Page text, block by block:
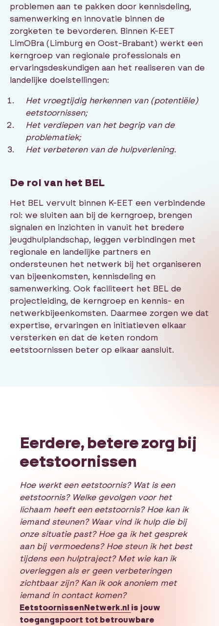
problemen aan te pakken door kennisdeling,
samenwerking en innovatie binnen de
zorgketen te bevorderen. Binnen K-EET
LimOBra (Limburg en Oost-Brabant) werkt een
kerngroep van regionale professionals en
ervaringsdeskundigen aan het realiseren van de
landelijke doelstellingen:
Het vroegtijdig herkennen van (potentiële)
eetstoornissen;
Het verdiepen van het begrip van de
problematiek;
Het verbeteren van de hulpverlening.
De rol van het BEL
Het BEL vervult binnen K-EET een verbindende
rol: we sluiten aan bij de kerngroep, brengen
signalen en inzichten in vanuit het bredere
jeugdhulplandschap, leggen verbindingen met
regionale en landelijke partners en
ondersteunen het netwerk bij het organiseren
van bijeenkomsten, kennisdeling en
samenwerking. Ook faciliteert het BEL de
projectleiding, de kerngroep en kennis- en
netwerkbijeenkomsten. Daarmee zorgen we dat
expertise, ervaringen en initiatieven elkaar
versterken en dat de keten rondom
eetstoornissen beter op elkaar aansluit.
Eerdere, betere zorg bij
eetstoornissen
Hoe werkt een eetstoornis? Wat is een
eetstoornis? Welke gevolgen voor het
lichaam heeft een eetstoornis? Hoe kan ik
iemand steunen? Waar vind ik hulp die bij
onze situatie past? Hoe ga ik het gesprek
aan bij vermoedens? Hoe steun ik het best
tijdens een hulptraject? Met wie kan ik
overleggen als er geen verbeteringen
zichtbaar zijn? Kan ik ook anoniem met
iemand in contact komen?
EetstoornissenNetwerk.nl is jouw
toegangspoort tot betrouwbare